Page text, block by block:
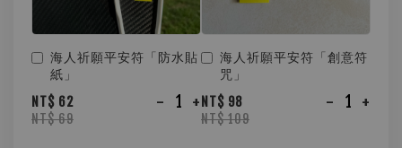
海人祈願平安符「防水貼
紙」
NT$ 62
NT$ 69
- +
海人祈願平安符「創意符
咒」
NT$ 98
NT$ 109
- +